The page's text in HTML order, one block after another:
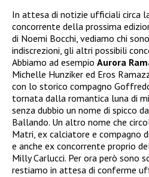
In attesa di notizie ufficiali circa
concorrente della prossima
di Noemi Bocchi, vediamo chi
indiscrezioni, gli altri possibili
Abbiamo ad esempio Aurora
Michelle Hunziker ed Eros
con lo storico compagno
tornata dalla romantica luna di
senza dubbio un nome di spicco
Ballando. Un altro nome che
Matri, ex calciatore e compagno
e anche ex concorrente proprio
Milly Carlucci. Per ora però sono
restiamo in attesa di conferme